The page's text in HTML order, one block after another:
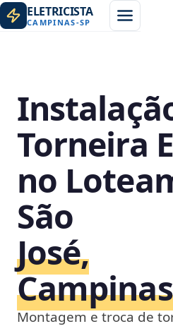
ELETRICISTA
CAMPINAS-SP
Torneira
no
São
José,
Montagem e troca de